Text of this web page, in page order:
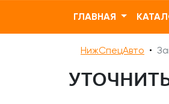
ГЛАВНАЯ
НижСпецАвто